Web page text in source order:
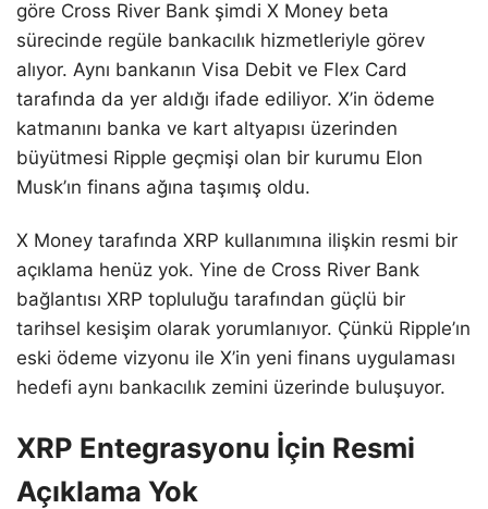
göre Cross River Bank şimdi X Money beta
sürecinde regüle bankacılık hizmetleriyle görev
alıyor. Aynı bankanın Visa Debit ve Flex Card
tarafında da yer aldığı ifade ediliyor. X’in ödeme
katmanını banka ve kart altyapısı üzerinden
büyütmesi Ripple geçmişi olan bir kurumu Elon
Musk’ın finans ağına taşımış oldu.
X Money tarafında XRP kullanımına ilişkin resmi bir
açıklama henüz yok. Yine de Cross River Bank
bağlantısı XRP topluluğu tarafından güçlü bir
tarihsel kesişim olarak yorumlanıyor. Çünkü Ripple’ın
eski ödeme vizyonu ile X’in yeni finans uygulaması
hedefi aynı bankacılık zemini üzerinde buluşuyor.
XRP Entegrasyonu İçin Resmi
Açıklama Yok